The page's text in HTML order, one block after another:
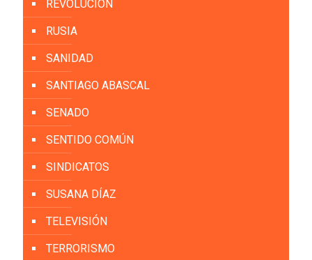
REVOLUCIÓN
RUSIA
SANIDAD
SANTIAGO ABASCAL
SENADO
SENTIDO COMÚN
SINDICATOS
SUSANA DÍAZ
TELEVISIÓN
TERRORISMO